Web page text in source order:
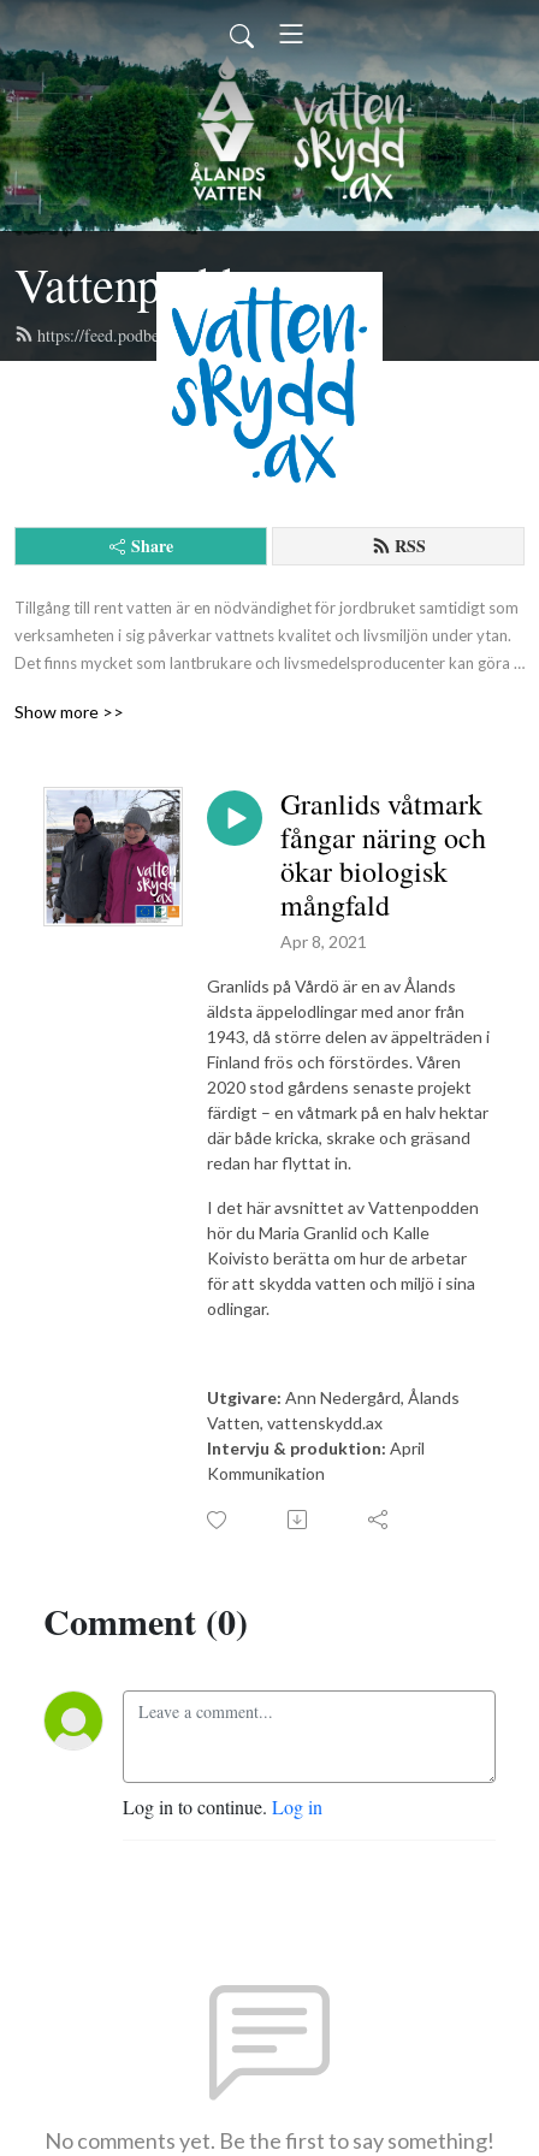
Vattenpodden
https://feed.podbean.com/vattenpodden/feed.xml
Share RSS
Tillgång till rent vatten är en nödvändighet för jordbruket samtidigt som
verksamheten i sig påverkar vattnets kvalitet och livsmiljön under ytan.
Det finns mycket som lantbrukare och livsmedelsproducenter kan göra
även skydda vattendragen och Östersjön. Många av åtgärderna ger
Här intervjuar vi experter, producenter och annat folk som arbetar med
åtgärder som är bra för både jordbruket och vattenhälsan.
Sajten vattenskydd.ax är framtagen av Ålands Vatten Ab som just nu
näringsförluster från jordbruksmark”. Vattenpodden är en del av detta
Show more >>
Granlids våtmark
fångar näring och
ökar biologisk
mångfald
Apr 8, 2021
Granlids på Vårdö är en av Ålands
äldsta äppelodlingar med anor från
1943, då större delen av äppelträden i
Finland frös och förstördes. Våren
2020 stod gårdens senaste projekt
färdigt – en våtmark på en halv hektar
där både kricka, skrake och gräsand
redan har flyttat in.
I det här avsnittet av Vattenpodden
hör du Maria Granlid och Kalle
Koivisto berätta om hur de arbetar
för att skydda vatten och miljö i sina
odlingar.
Utgivare: Ann Nedergård, Ålands
Vatten, vattenskydd.ax
Intervju & produktion: April
Kommunikation
Comment (0)
Log in to continue. Log in
No comments yet. Be the first to say something!